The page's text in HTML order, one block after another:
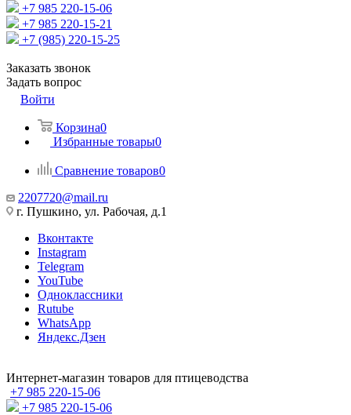
+7 985 220-15-06
+7 985 220-15-21
+7 (985) 220-15-25
Заказать звонок
Задать вопрос
Войти
Корзина0
Избранные товары0
Сравнение товаров0
2207720@mail.ru
г. Пушкино, ул. Рабочая, д.1
Вконтакте
Instagram
Telegram
YouTube
Одноклассники
Rutube
WhatsApp
Яндекс.Дзен
Интернет-магазин товаров для птицеводства
+7 985 220-15-06
+7 985 220-15-06